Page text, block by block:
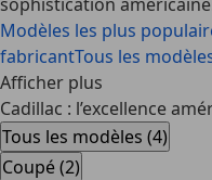
Modèles les plus
fabricantTous les
Afficher plus
Cadillac : l’excellence
Tous les modèles (4)
Coupé (2)